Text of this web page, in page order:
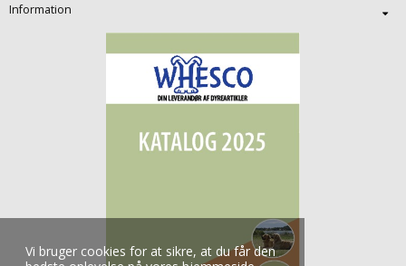
Vi bruger cookies for at sikre, at du får den
Information